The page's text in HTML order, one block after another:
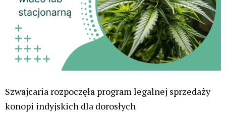
Szwajcaria rozpoczęła program legalnej sprzedaży
konopi indyjskich dla dorosłych